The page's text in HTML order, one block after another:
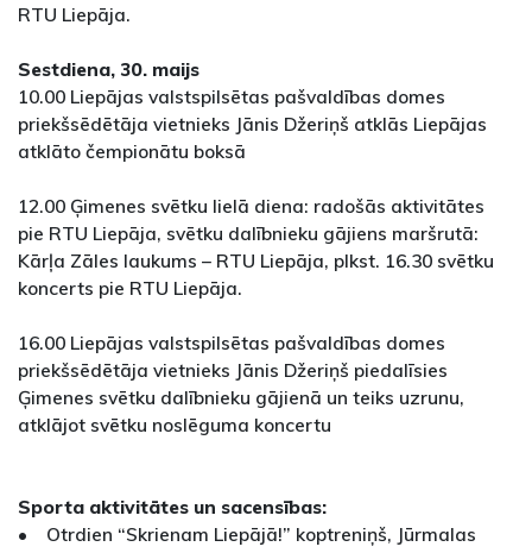
RTU Liepāja.
Sestdiena, 30. maijs
10.00 Liepājas valstspilsētas pašvaldības domes
priekšsēdētāja vietnieks Jānis Džeriņš atklās Liepājas
atklāto čempionātu boksā
12.00 Ģimenes svētku lielā diena: radošās aktivitātes
pie RTU Liepāja, svētku dalībnieku gājiens maršrutā:
Kārļa Zāles laukums – RTU Liepāja, plkst. 16.30 svētku
koncerts pie RTU Liepāja.
16.00 Liepājas valstspilsētas pašvaldības domes
priekšsēdētāja vietnieks Jānis Džeriņš piedalīsies
Ģimenes svētku dalībnieku gājienā un teiks uzrunu,
atklājot svētku noslēguma koncertu
Sporta aktivitātes un sacensības:
• Otrdien “Skrienam Liepājā!” koptreniņš, Jūrmalas